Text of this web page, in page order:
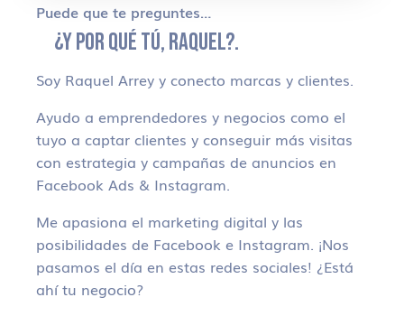
Puede que te preguntes…
¿Y POR QUÉ TÚ, RAQUEL?.
Soy Raquel Arrey y conecto marcas y clientes.
Ayudo a emprendedores y negocios como el
tuyo a captar clientes y conseguir más visitas
con estrategia y campañas de anuncios en
Facebook Ads & Instagram.
Me apasiona el marketing digital y las
posibilidades de Facebook e Instagram. ¡Nos
pasamos el día en estas redes sociales! ¿Está
ahí tu negocio?